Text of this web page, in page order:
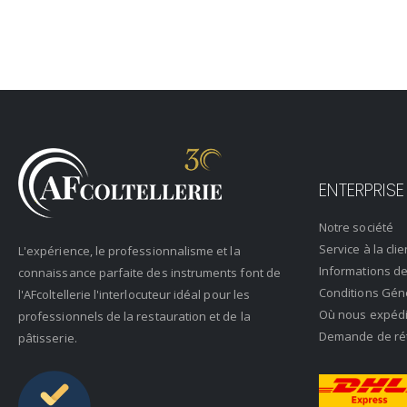
L'expérience, le professionnalisme et la
connaissance parfaite des instruments font de
l'AFcoltellerie l'interlocuteur idéal pour les
professionnels de la restauration et de la
pâtisserie.
ENTERPRISE
Notre société
Service à la
Informations
Conditions
Où nous
Demande de